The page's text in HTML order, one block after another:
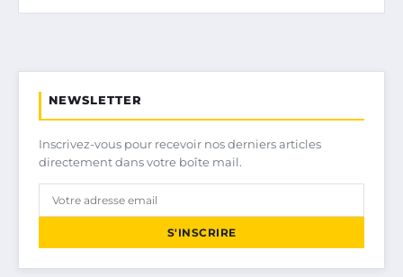
NEWSLETTER
Inscrivez-vous pour recevoir nos derniers articles
directement dans votre boîte mail.
S'INSCRIRE